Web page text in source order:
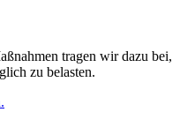
tragen wir dazu bei,
zu belasten.